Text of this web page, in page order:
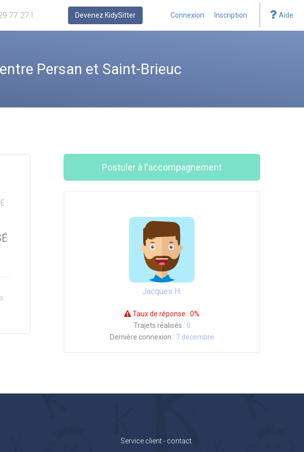
77 27 ! Devenez KidySitter Connexion Inscription Aide
Persan et Saint-Brieuc
Postuler à l'accompagnement
Jacques H.
Taux de réponse : 0%
Trajets réalisés : 0
Dernière connexion : 7 décembre
Service client - contact